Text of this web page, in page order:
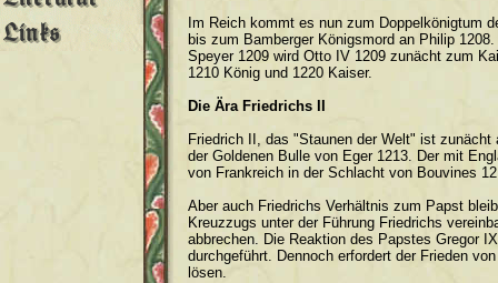
Im Reich kommt es nun zum Doppelkönigtum
bis zum Bamberger Königsmord an Philip
Speyer 1209 wird Otto IV 1209 zunächt zum
1210 König und 1220 Kaiser.
Die Ära Friedrichs II
Friedrich II, das "Staunen der Welt" ist
der Goldenen Bulle von Eger 1213. Der mit
von Frankreich in der Schlacht von Bouvines
Aber auch Friedrichs Verhältnis zum Papst
Kreuzzugs unter der Führung Friedrichs
abbrechen. Die Reaktion des Papstes Gregor
durchgeführt. Dennoch erfordert der Frieden
lösen.